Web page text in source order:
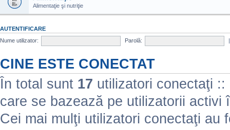
Alimentaţie şi nutriţie
AUTENTIFICARE
Nume utilizator:
Parolă:
CINE ESTE CONECTAT
În total sunt 17 utilizatori conectaţi
care se bazează pe utilizatorii activi
Cei mai mulţi utilizatori conectaţi au